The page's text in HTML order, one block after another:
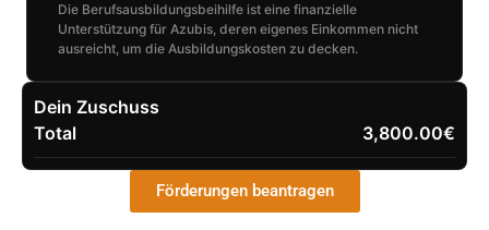
Die Berufsausbildungsbeihilfe ist eine finanzielle
Unterstützung für Azubis, deren eigenes Einkommen nicht
ausreicht, um die Ausbildungskosten zu decken.
Dein Zuschuss
Total
3,800.00€
Förderungen beantragen